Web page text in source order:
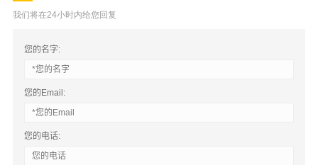
我们将在24小时内给您回复
您的名字:
您的Email:
您的电话: